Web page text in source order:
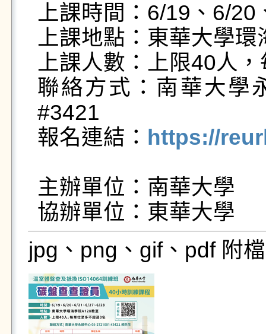
上課時間：6/19、6/20
上課地點：東華大學
上課人數：上限40人
聯絡方式：南華大學
#3421
報名連結： https://
主辦單位：南華大學
jpg、png、gif、pdf 附